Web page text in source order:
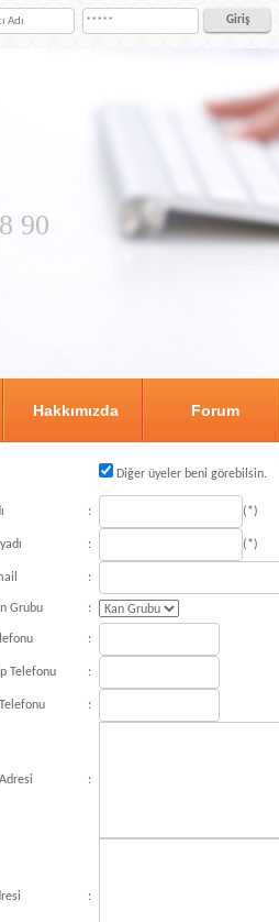
90
Hakkımızda Forum
Diğer üyeler beni görebilsin.
: (*)
: (*)
:
Grubu :
:
Telefonu :
Telefonu :
:
: